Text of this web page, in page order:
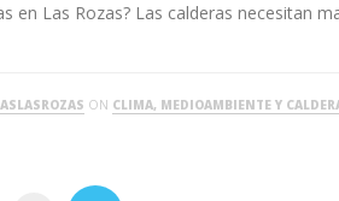
en Las Rozas? Las calderas necesitan
ON CLIMA, MEDIOAMBIENTE Y